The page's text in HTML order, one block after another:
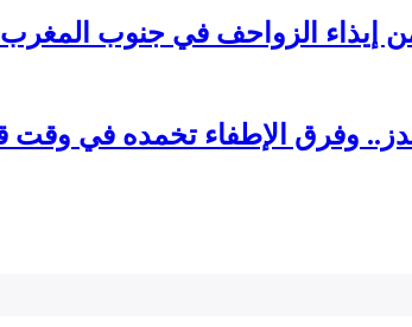
إيذاء الزواحف في جنوب المغرب